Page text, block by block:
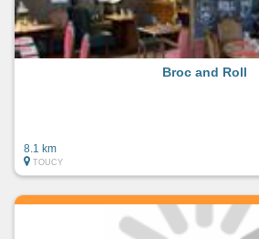
Broc and Roll
8.1 km
TOUCY